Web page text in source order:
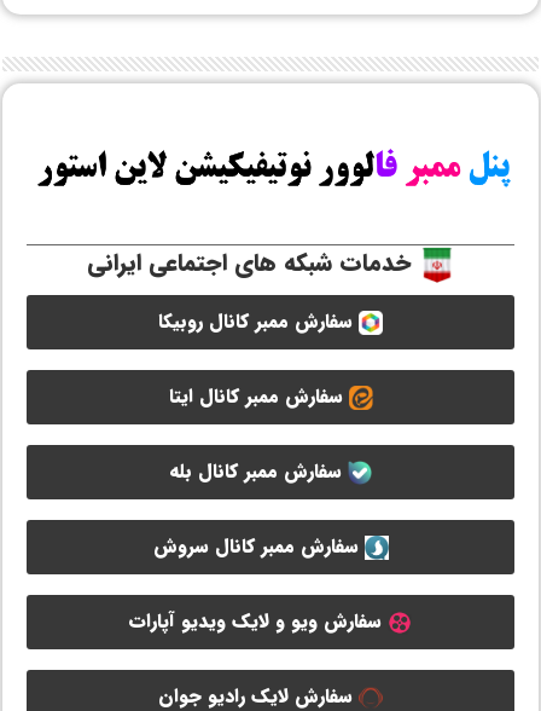
خدمات شبکه های اجتماعی ایرانی
سفارش ممبر کانال روبیکا
سفارش ممبر کانال ایتا
سفارش ممبر کانال بله
سفارش ممبر کانال سروش
سفارش ویو و لایک ویدیو آپارات
سفارش لایک رادیو جوان